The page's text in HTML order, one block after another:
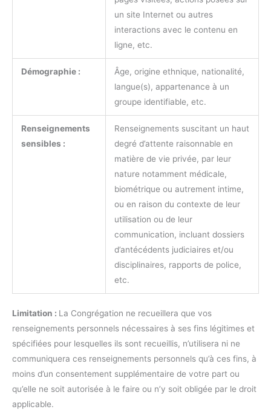
un site Internet ou autres
interactions avec le contenu en
ligne, etc.
Démographie :
Âge, origine ethnique, nationalité,
langue(s), appartenance à un
groupe identifiable, etc.
Renseignements
sensibles :
Renseignements suscitant un haut
degré d’attente raisonnable en
matière de vie privée, par leur
nature notamment médicale,
biométrique ou autrement intime,
ou en raison du contexte de leur
utilisation ou de leur
communication, incluant dossiers
d’antécédents judiciaires et/ou
disciplinaires, rapports de police,
etc.
Limitation : La Congrégation ne recueillera que vos
renseignements personnels nécessaires à ses fins légitimes et
spécifiées pour lesquelles ils sont recueillis, n’utilisera ni ne
communiquera ces renseignements personnels qu’à ces fins, à
moins d’un consentement supplémentaire de votre part ou
qu’elle ne soit autorisée à le faire ou n’y soit obligée par le droit
applicable.